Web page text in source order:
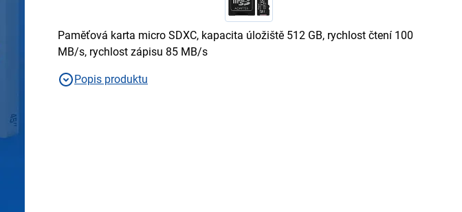
Paměťová karta micro SDXC, kapacita úložiště 512 GB, rychlost čtení 100
MB/s, rychlost zápisu 85 MB/s
Popis produktu